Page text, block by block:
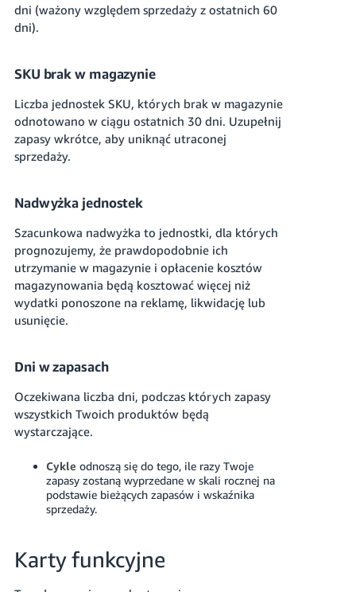
dni (ważony względem sprzedaży z ostatnich 60
dni).
SKU brak w magazynie
Liczba jednostek SKU, których brak w magazynie
odnotowano w ciągu ostatnich 30 dni. Uzupełnij
zapasy wkrótce, aby uniknąć utraconej
sprzedaży.
Nadwyżka jednostek
Szacunkowa nadwyżka to jednostki, dla których
prognozujemy, że prawdopodobnie ich
utrzymanie w magazynie i opłacenie kosztów
magazynowania będą kosztować więcej niż
wydatki ponoszone na reklamę, likwidację lub
usunięcie.
Dni w zapasach
Oczekiwana liczba dni, podczas których zapasy
wszystkich Twoich produktów będą
wystarczające.
Cykle odnoszą się do tego, ile razy Twoje
zapasy zostaną wyprzedane w skali rocznej na
podstawie bieżących zapasów i wskaźnika
sprzedaży.
Karty funkcyjne